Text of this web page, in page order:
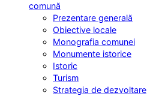
comună
Prezentare generală
Obiective locale
Monografia comunei
Monumente istorice
Istoric
Turism
Strategia de dezvoltare